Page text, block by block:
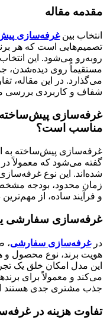
مقدمه مقاله
انتخاب بینغرفه‌سازی
تصمیم‌هایی است که هر
روبه‌رو می‌شود. این
مستقیماً روی دیده‌شدن،
می‌گذارد. در این مقاله،
شفاف و کاربردی بررسی
غرفه‌سازی
مناسب است؟
غرفه‌سازی پیش‌ساخته به
گفته می‌شود که معمولاً در
شده‌اند. این نوع
زمان محدود، بودجه مشخص
و فرآیند ساده، از
غرفه‌سازی سفارشی
درغرفه‌سازی سفارشی،
هویت برند، نوع محصول
این مدل امکان خلق یک
می‌کند و معمولاً برای
جذب مشتری جدی هستند
تفاوت هزینه در